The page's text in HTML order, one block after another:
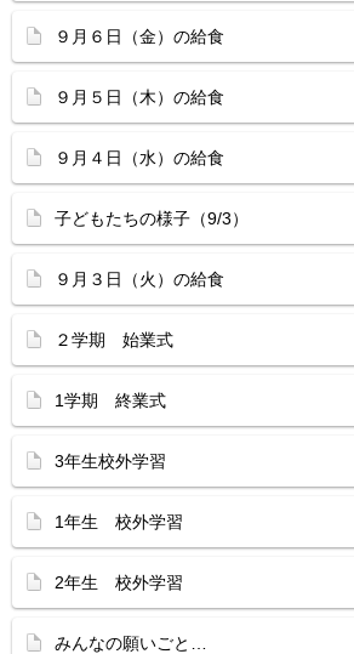
９月６日（金）の給食
９月５日（木）の給食
９月４日（水）の給食
子どもたちの様子（9/3）
９月３日（火）の給食
２学期 始業式
1学期 終業式
3年生校外学習
1年生 校外学習
2年生 校外学習
みんなの願いごと…